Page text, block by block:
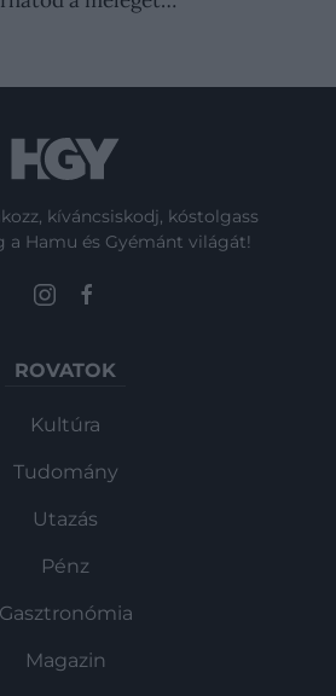
kíváncsiskodj, kóstolgass
a Hamu és Gyémánt világát!
ROVATOK
Kultúra
Tudomány
Utazás
Pénz
Gasztronómia
Magazin